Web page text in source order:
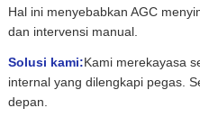
Hal ini menyebabkan AGC
dan intervensi manual.
Solusi kami:Kami merekayasa
internal yang dilengkapi pegas.
depan.